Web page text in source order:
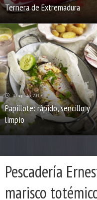
Ternera de Extremadura
10 agosto, 2017
Papillote: rápido, sencillo y
limpio
Pescadería
marisco